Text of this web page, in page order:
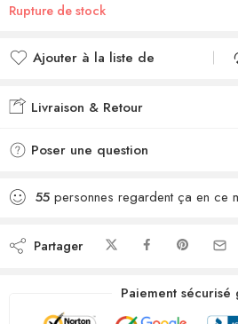
Rupture de stock
Ajouter à la liste de
Ajouté à la liste de
Livraison & Retour
Poser une question
55 personnes regardent ça en ce
Partager
Paiement sécurisé